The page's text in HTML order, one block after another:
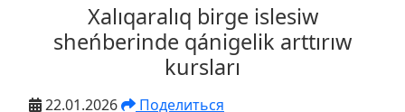
Xalıqaralıq birge islesiw
sheńberinde qánigelik arttırıw
kursları
22.01.2026
Поделиться